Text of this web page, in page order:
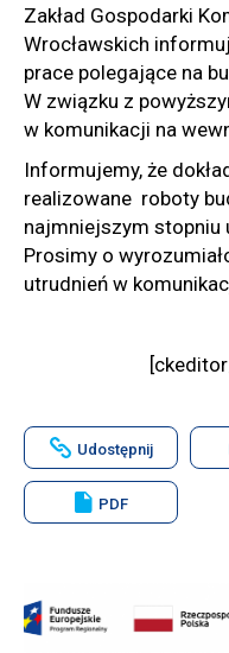
Zakład Gospodarki
Wrocławskich
prace polegające na
W związku z
w komunikacji na
Informujemy, że
realizowane roboty
najmniejszym stopniu
Prosimy o
utrudnień w
Udostępnij
PDF
Will
open
in